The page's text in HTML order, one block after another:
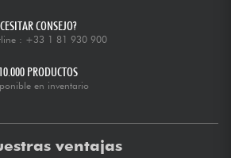
CONSEJO?
: +33 1 81 930 900
PRODUCTOS
en inventario
ventajas